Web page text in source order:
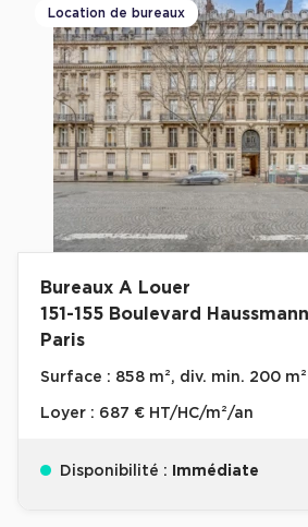
Livrets blancs & Études
Cas Clients
Location de bureaux
Bureaux A Louer
151-155 Boulevard
Paris
Surface : 858 m², div. min. 200 m²
Loyer : 687 € HT/HC/m²/an
Disponibilité : Immédiate